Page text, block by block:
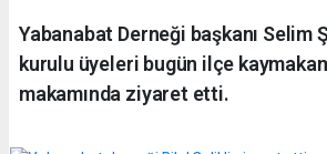
Yabanabat Derneği başkanı Selim
kurulu üyeleri bugün ilçe
makamında ziyaret etti.